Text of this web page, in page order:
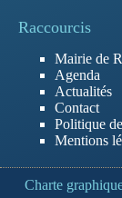
Raccourcis
Mairie de
Agenda
Actualités
Contact
Politique
Mentions
Charte